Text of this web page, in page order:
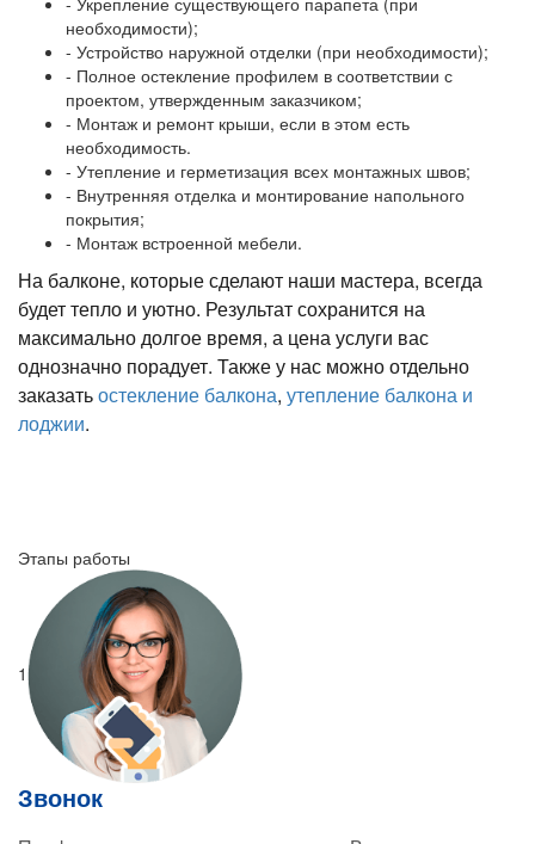
необходимости);
- Устройство наружной отделки (при необходимости);
- Полное остекление профилем в соответствии с
проектом, утвержденным заказчиком;
- Монтаж и ремонт крыши, если в этом есть
необходимость.
- Утепление и герметизация всех монтажных швов;
- Внутренняя отделка и монтирование напольного
покрытия;
- Монтаж встроенной мебели.
На балконе, которые сделают наши мастера, всегда
будет тепло и уютно. Результат сохранится на
максимально долгое время, а цена услуги вас
однозначно порадует. Также у нас можно отдельно
заказатьостекление балкона, утепление балкона и
лоджии.
Этапы работы
1
Звонок